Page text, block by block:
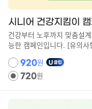
시니어 건강지킴이
건강부터 노후까지 맞춤설
능한 캠페인입니다. [유의사항] - 최초 참여자 대상 - 7일 이내 참여해야
920원
720원